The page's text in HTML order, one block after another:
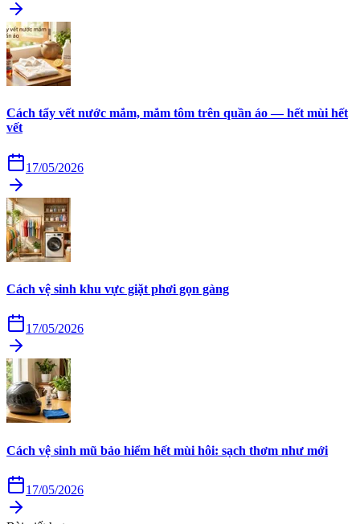
Cách tẩy vết nước mắm, mắm tôm trên quần áo — hết mùi hết
vết
17/05/2026
Cách vệ sinh khu vực giặt phơi gọn gàng
17/05/2026
Cách vệ sinh mũ bảo hiểm hết mùi hôi: sạch thơm như mới
17/05/2026